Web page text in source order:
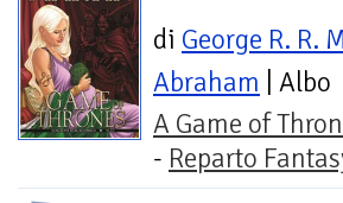
di George R. R.
Abraham | Albo
A Game of
- Reparto